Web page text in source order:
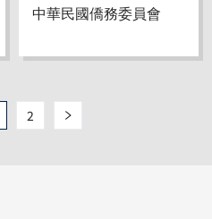
中華民國僑務委員會
2